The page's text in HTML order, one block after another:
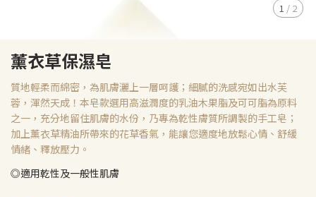
1 / 2
薰衣草保濕皂
質地輕柔而綿密，為肌膚灑上一層呵護；細膩的洗感宛如出水芙
蓉，渾然天成！本皂款選用高滋潤度的乳油木果脂及可可脂為原料
之一，充分地留住肌膚的水份，乃專為乾性膚質所調製的手工皂；
加上薰衣草精油所帶來的花草香氣，能讓您適度地放鬆心情、舒緩
情緒、釋放壓力。
◎適用乾性及一般性肌膚 ​​